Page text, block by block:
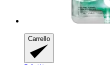
Carrello